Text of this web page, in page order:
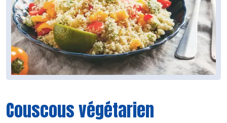
Couscous végétarien